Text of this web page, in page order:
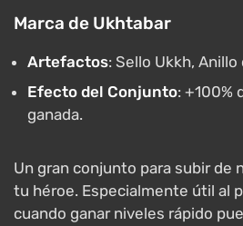
Marca de Ukhtabar
Artefactos: Sello Ukkh, Anillo
Efecto del Conjunto: +100%
ganada.
Un gran conjunto para subir de
tu héroe. Especialmente útil al
cuando ganar niveles rápido